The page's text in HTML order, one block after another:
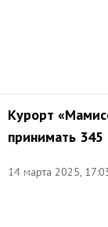
Курорт
принимать 345
14 марта 2025,
Ольга